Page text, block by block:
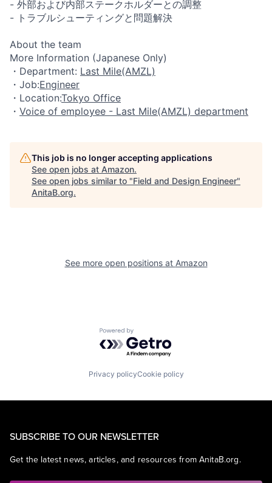
- 外部および内部ステークホルダーとの調整
- トラブルシューティングと問題解決
About the team
More Information (Japanese Only)
・Department: Last Mile(AMZL)
・Job:Engineer
・Location:Tokyo Office
・ Voice of employee - Last Mile(AMZL) department
This job is no longer accepting applications
See open jobs at Amazon.
See open jobs similar to "Field and Design Engineer"
AnitaB.org.
See more open positions at Amazon
Powered by Getro.com
Privacy policyCookie policy
SUBSCRIBE TO OUR NEWSLETTER
Get the latest news, articles, and resources from AnitaB.org.